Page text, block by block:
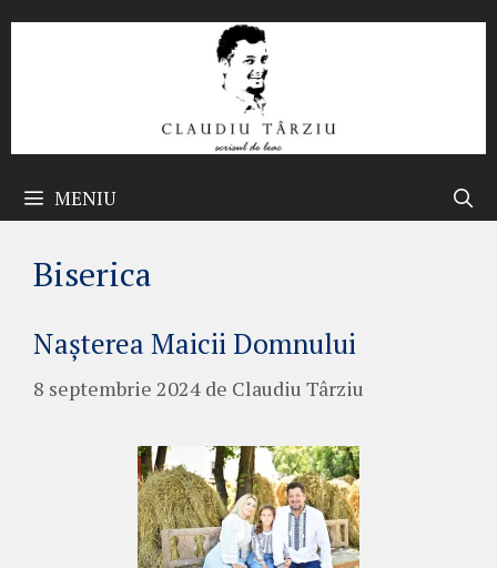
MENIU
Biserica
Nașterea Maicii Domnului
8 septembrie 2024 de Claudiu Târziu